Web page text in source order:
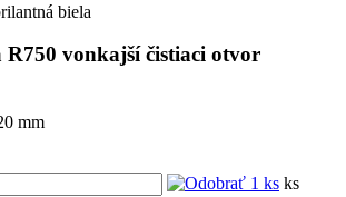
biela
vonkajší čistiaci otvor
mm
ks